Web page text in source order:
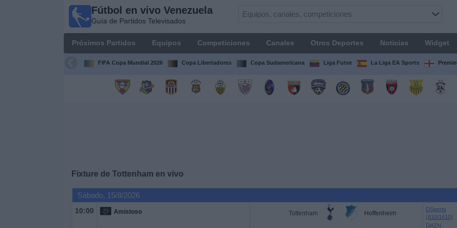
Fútbol en vivo Venezuela
Guía de Partidos Televisados
Próximos Partidos Equipos Competiciones Canales Otros Deportes Noticias Widget
FIFA Copa Mundial 2026 Copa Libertadores Copa Sudamericana Liga Futve La Liga EA Sports
Fixture de Tottenham en vivo
Sábado, 15/8/2026
10:00 Amistoso Tottenham Hoffenheim
DSports
(610/1610)
DAZN
Fútbol en
Venezuela